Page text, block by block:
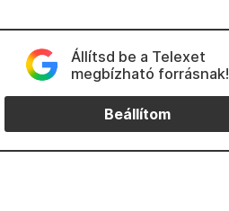
Állítsd be a Telexet
megbízható forrásnak!
Beállítom